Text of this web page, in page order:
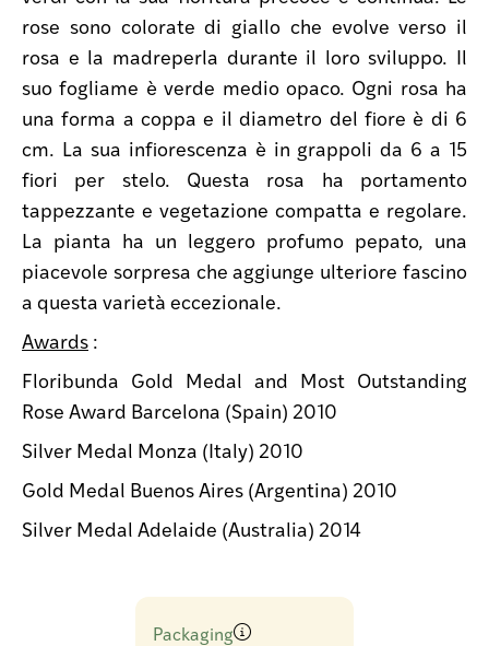
rose sono colorate di giallo che evolve verso il
rosa e la madreperla durante il loro sviluppo. Il
suo fogliame è verde medio opaco. Ogni rosa ha
una forma a coppa e il diametro del fiore è di 6
cm. La sua infiorescenza è in grappoli da 6 a 15
fiori per stelo. Questa rosa ha portamento
tappezzante e vegetazione compatta e regolare.
La pianta ha un leggero profumo pepato, una
piacevole sorpresa che aggiunge ulteriore fascino
a questa varietà eccezionale.
Awards :
Floribunda Gold Medal and Most Outstanding
Rose Award Barcelona (Spain) 2010
Silver Medal Monza (Italy) 2010
Gold Medal Buenos Aires (Argentina) 2010
Silver Medal Adelaide (Australia) 2014
Packaging